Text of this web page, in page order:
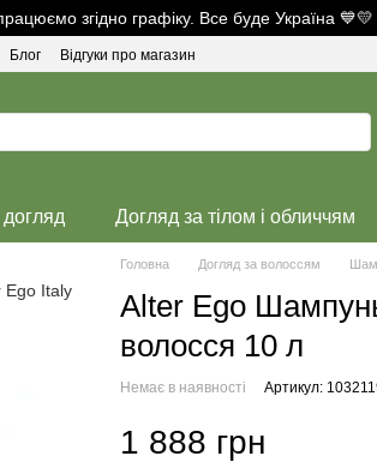
згідно графіку. Все буде Україна 💙💛
Блог Відгуки про магазин
Догляд за тілом і обличчям
Головна Догляд за волоссям
Alter Ego
волосся 10 л
Немає в наявності Артикул:
1 888 грн